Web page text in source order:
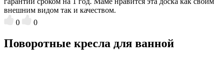
внешним видом так и качеством.
0
0
Поворотные кресла для ванной